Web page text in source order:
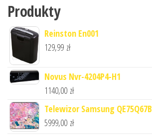
Produkty
Reinston En001
129,99 zł
Novus Nvr-4204P4-H1
1140,00 zł
Telewizor Samsung QE75Q67B
5999,00 zł